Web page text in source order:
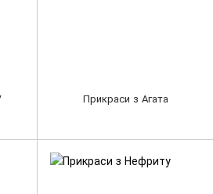
Прикраси з Агата